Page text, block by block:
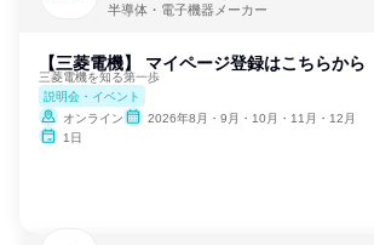
半導体・電子機器メーカー
【三菱電機】 マイページ登録はこちらから
三菱電機を知る第一歩
説明会・イベント
オンライン
2026年8月・9月・10月・11月・12月
1日